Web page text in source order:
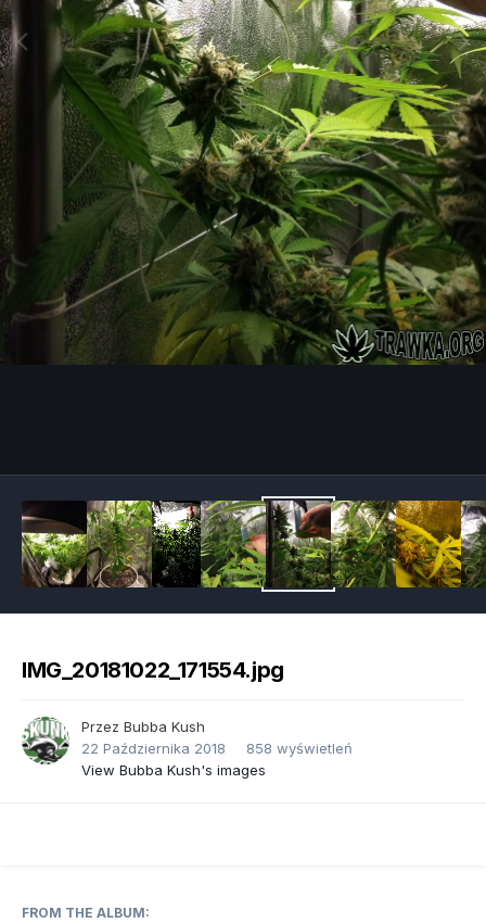
IMG_20181022_171554.jpg
Przez Bubba Kush
22 Października 2018
858 wyświetleń
View Bubba Kush's images
FROM THE ALBUM: